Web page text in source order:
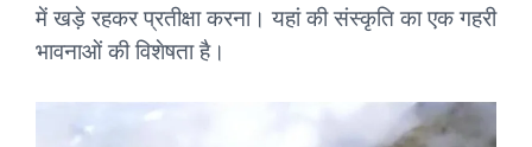
में खड़े रहकर प्रतीक्षा करना। यहां की संस्कृति का एक गहरी
भावनाओं की विशेषता है।